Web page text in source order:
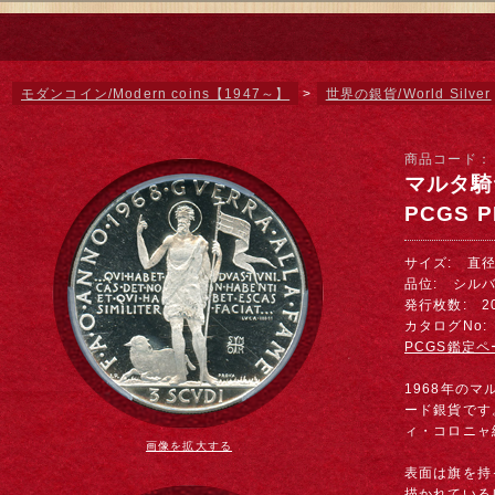
モダンコイン/Modern coins【1947～】 > 世界の銀貨/World Silver
画像を拡大する
商品コード
マルタ
PCGS
サイズ: 直
品位: シル
発行枚数:
カタログ
PCGS鑑定ペ
1968年のマ
ード銀貨で
ィ・コロニ
表面は旗を